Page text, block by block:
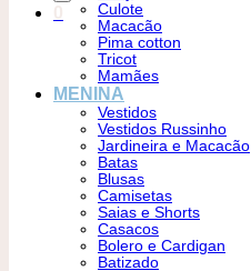
Culote
Macacão
Pima cotton
Tricot
Mamães
MENINA
Vestidos
Vestidos Russinho
Jardineira e Macacão
Batas
Blusas
Camisetas
Saias e Shorts
Casacos
Bolero e Cardigan
Batizado